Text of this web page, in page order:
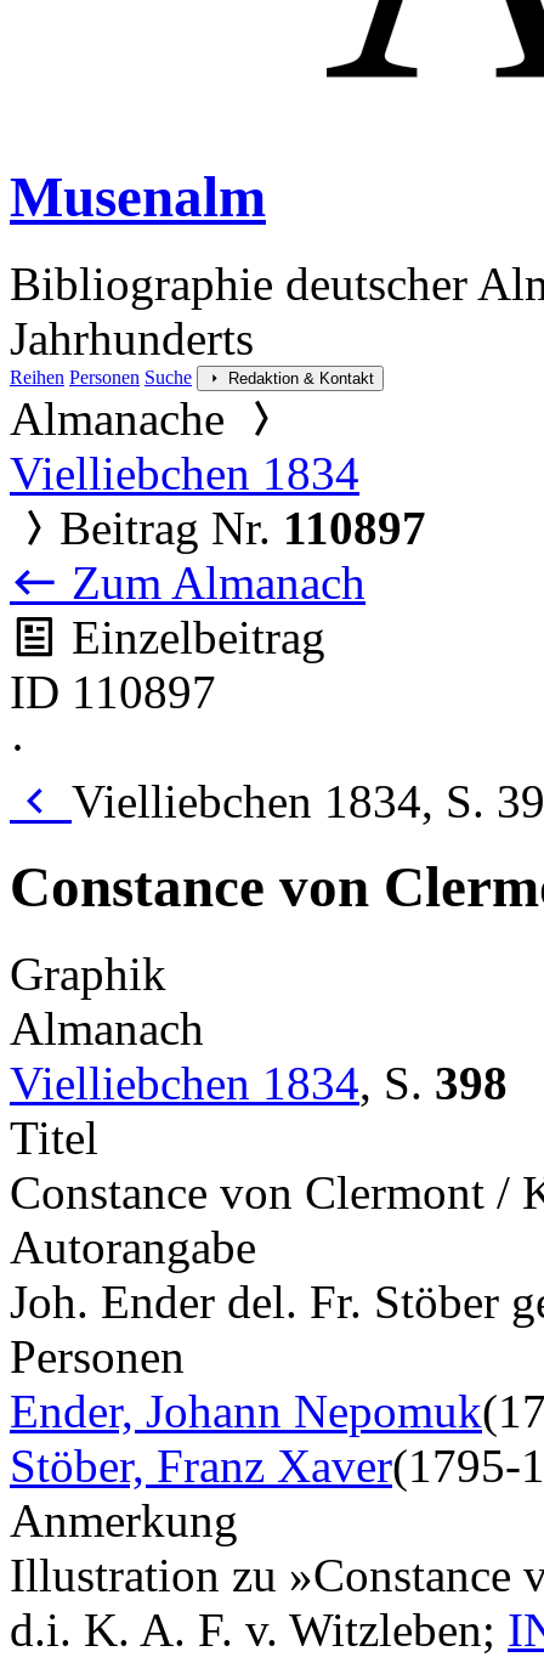
Musenalm
Bibliographie deutscher
Jahrhunderts
Reihen Personen Suche Redaktion & Kontakt
Almanache
Vielliebchen 1834
Beitrag Nr. 110897
Zum Almanach
Einzelbeitrag
ID 110897
·
Vielliebchen 1834, S.
Constance von
Graphik
Almanach
Vielliebchen 1834, S. 398
Titel
Constance von Clermont /
Autorangabe
Joh. Ender del. Fr. Stöber
Personen
Ender, Johann Nepomuk
Stöber, Franz Xaver(1795-
Anmerkung
Illustration zu »Constance
d.i. K. A. F. v. Witzleben;